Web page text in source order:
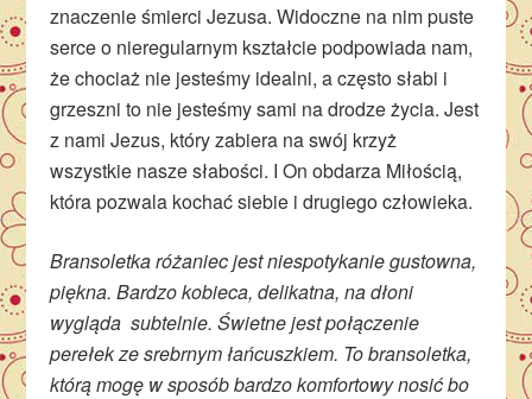
znaczenie śmierci Jezusa. Widoczne na nim puste
serce o nieregularnym kształcie podpowiada nam,
że chociaż nie jesteśmy idealni, a często słabi i
grzeszni to nie jesteśmy sami na drodze życia. Jest
z nami Jezus, który zabiera na swój krzyż
wszystkie nasze słabości. I On obdarza Miłością,
która pozwala kochać siebie i drugiego człowieka.
Bransoletka różaniec jest niespotykanie gustowna,
piękna. Bardzo kobieca, delikatna, na dłoni
wygląda subtelnie. Świetne jest połączenie
perełek ze srebrnym łańcuszkiem. To bransoletka,
którą mogę w sposób bardzo komfortowy nosić bo